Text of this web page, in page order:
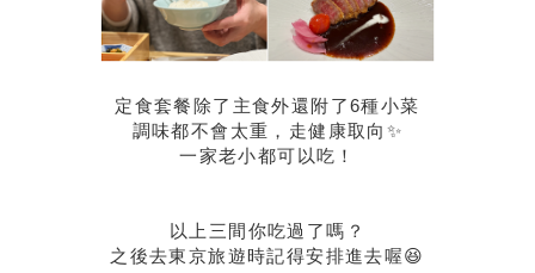
定食套餐除了主食外還附了6種小菜
調味都不會太重，走健康取向✨
一家老小都可以吃！
以上三間你吃過了嗎？
之後去東京旅遊時記得安排進去喔😆